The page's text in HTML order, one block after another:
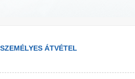
SZEMÉLYES ÁTVÉTEL